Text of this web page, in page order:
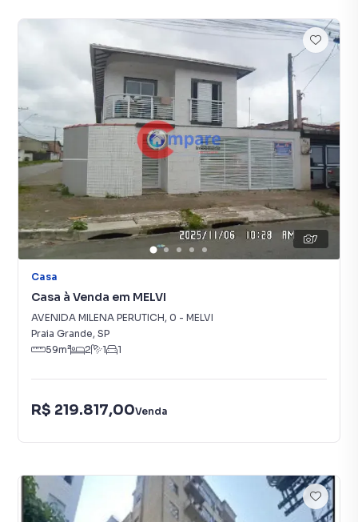
7
Casa
Casa à Venda em MELVI
AVENIDA MILENA PERUTICH, 0 - MELVI
Praia Grande, SP
59m² 2 1 1
R$ 219.817,00Venda